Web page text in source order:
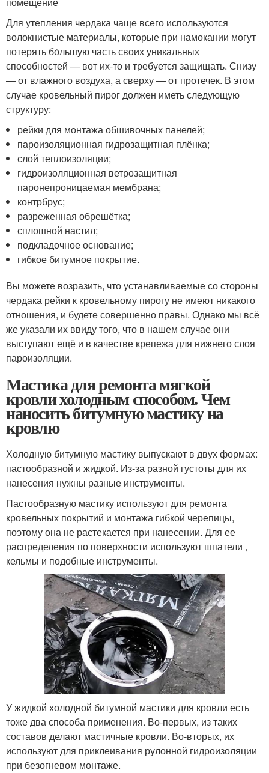
Для утепления чердака чаще всего используются
волокнистые материалы, которые при намокании могут
потерять бо́льшую часть своих уникальных
способностей — вот их-то и требуется защищать. Снизу
— от влажного воздуха, а сверху — от протечек. В этом
случае кровельный пирог должен иметь следующую
структуру:
рейки для монтажа обшивочных панелей;
пароизоляционная гидрозащитная плёнка;
слой теплоизоляции;
гидроизоляционная ветрозащитная
паронепроницаемая мембрана;
контрбрус;
разреженная обрешётка;
сплошной настил;
подкладочное основание;
гибкое битумное покрытие.
Вы можете возразить, что устанавливаемые со стороны
чердака рейки к кровельному пирогу не имеют никакого
отношения, и будете совершенно правы. Однако мы всё
же указали их ввиду того, что в нашем случае они
выступают ещё и в качестве крепежа для нижнего слоя
пароизоляции.
Мастика для ремонта мягкой
кровли холодным способом. Чем
наносить битумную мастику на
кровлю
Холодную битумную мастику выпускают в двух формах:
пастообразной и жидкой. Из-за разной густоты для их
нанесения нужны разные инструменты.
Пастообразную мастику используют для ремонта
кровельных покрытий и монтажа гибкой черепицы,
поэтому она не растекается при нанесении. Для ее
распределения по поверхности используют шпатели ,
кельмы и подобные инструменты.
У жидкой холодной битумной мастики для кровли есть
тоже два способа применения. Во-первых, из таких
составов делают мастичные кровли. Во-вторых, их
используют для приклеивания рулонной гидроизоляции
при безогневом монтаже.